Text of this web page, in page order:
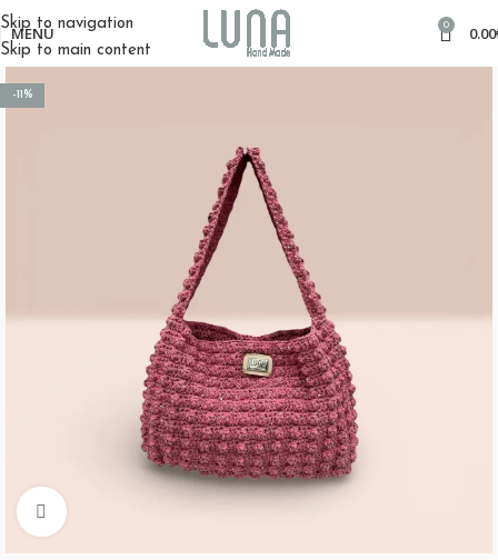
Skip to navigation
Skip to main content
MENÜ 0 0.00
-11%